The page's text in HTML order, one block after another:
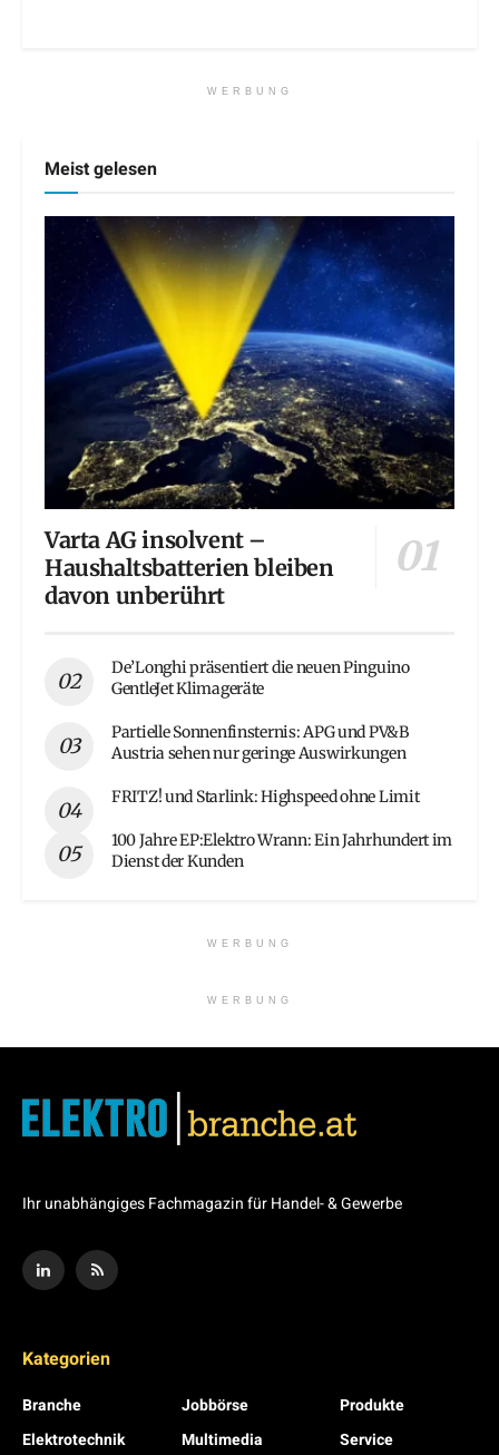
WERBUNG
Meist gelesen
Varta AG insolvent –
Haushaltsbatterien bleiben
davon unberührt
De’Longhi präsentiert die neuen Pinguino
GentleJet Klimageräte
Partielle Sonnenfinsternis: APG und PV&B
Austria sehen nur geringe Auswirkungen
FRITZ! und Starlink: Highspeed ohne Limit
100 Jahre EP:Elektro Wrann: Ein Jahrhundert im
Dienst der Kunden
WERBUNG
WERBUNG
Ihr unabhängiges Fachmagazin für Handel- & Gewerbe
Kategorien
Branche
Elektrotechnik
Jobbörse
Multimedia
Produkte
Service